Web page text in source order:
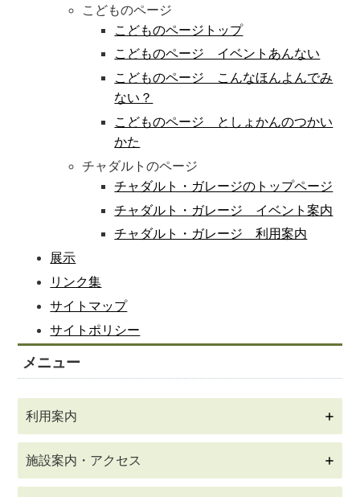
こどものページ
こどものページトップ
こどものページ イベントあんない
こどものページ こんなほんよんでみ
ない？
こどものページ としょかんのつかい
かた
チャダルトのページ
チャダルト・ガレージのトップページ
チャダルト・ガレージ イベント案内
チャダルト・ガレージ 利用案内
展示
リンク集
サイトマップ
サイトポリシー
メニュー
利用案内
施設案内・アクセス